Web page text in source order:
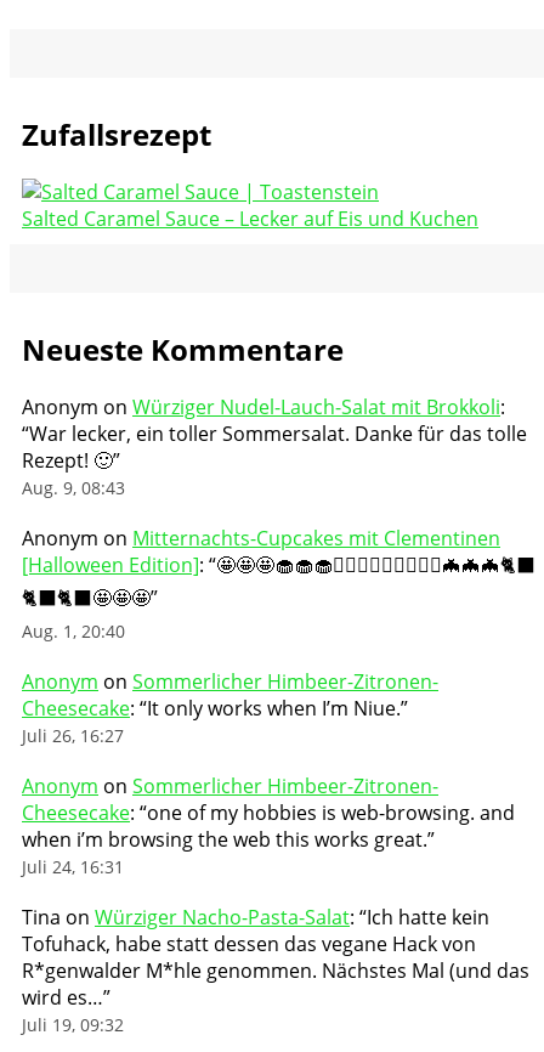
Zufallsrezept
Salted Caramel Sauce – Lecker auf Eis und Kuchen
Neueste Kommentare
Anonym on Würziger Nudel-Lauch-Salat mit Brokkoli:
“War lecker, ein toller Sommersalat. Danke für das tolle
Rezept! 🙂”
Aug. 9, 08:43
Anonym on Mitternachts-Cupcakes mit Clementinen
[Halloween Edition]: “🤩🤩🤩🧁🧁🧁🧛🏻‍♀️🧛🏻‍♀️🧛🏻‍♀️🦇🦇🦇🐈‍⬛
🐈‍⬛🐈‍⬛🤩🤩🤩”
Aug. 1, 20:40
Anonym on Sommerlicher Himbeer-Zitronen-
Cheesecake: “It only works when I’m Niue.”
Juli 26, 16:27
Anonym on Sommerlicher Himbeer-Zitronen-
Cheesecake: “one of my hobbies is web-browsing. and
when i’m browsing the web this works great.”
Juli 24, 16:31
Tina on Würziger Nacho-Pasta-Salat: “Ich hatte kein
Tofuhack, habe statt dessen das vegane Hack von
R*genwalder M*hle genommen. Nächstes Mal (und das
wird es…”
Juli 19, 09:32